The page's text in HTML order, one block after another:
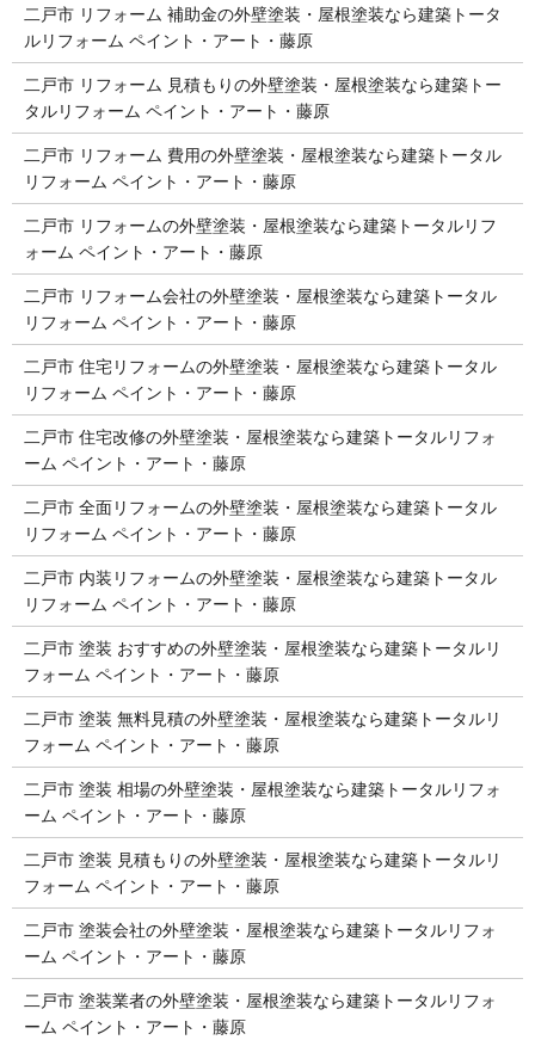
二戸市 リフォーム 補助金の外壁塗装・屋根塗装なら建築トータ
ルリフォーム ペイント・アート・藤原
二戸市 リフォーム 見積もりの外壁塗装・屋根塗装なら建築トー
タルリフォーム ペイント・アート・藤原
二戸市 リフォーム 費用の外壁塗装・屋根塗装なら建築トータル
リフォーム ペイント・アート・藤原
二戸市 リフォームの外壁塗装・屋根塗装なら建築トータルリフ
ォーム ペイント・アート・藤原
二戸市 リフォーム会社の外壁塗装・屋根塗装なら建築トータル
リフォーム ペイント・アート・藤原
二戸市 住宅リフォームの外壁塗装・屋根塗装なら建築トータル
リフォーム ペイント・アート・藤原
二戸市 住宅改修の外壁塗装・屋根塗装なら建築トータルリフォ
ーム ペイント・アート・藤原
二戸市 全面リフォームの外壁塗装・屋根塗装なら建築トータル
リフォーム ペイント・アート・藤原
二戸市 内装リフォームの外壁塗装・屋根塗装なら建築トータル
リフォーム ペイント・アート・藤原
二戸市 塗装 おすすめの外壁塗装・屋根塗装なら建築トータルリ
フォーム ペイント・アート・藤原
二戸市 塗装 無料見積の外壁塗装・屋根塗装なら建築トータルリ
フォーム ペイント・アート・藤原
二戸市 塗装 相場の外壁塗装・屋根塗装なら建築トータルリフォ
ーム ペイント・アート・藤原
二戸市 塗装 見積もりの外壁塗装・屋根塗装なら建築トータルリ
フォーム ペイント・アート・藤原
二戸市 塗装会社の外壁塗装・屋根塗装なら建築トータルリフォ
ーム ペイント・アート・藤原
二戸市 塗装業者の外壁塗装・屋根塗装なら建築トータルリフォ
ーム ペイント・アート・藤原